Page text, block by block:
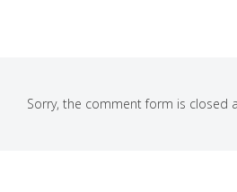
Sorry, the comment form is closed